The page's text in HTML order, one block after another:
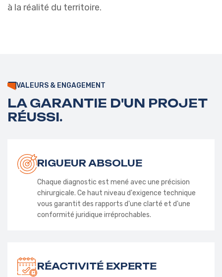
à la réalité du territoire.
VALEURS & ENGAGEMENT
LA GARANTIE D'UN PROJET
RÉUSSI.
RIGUEUR ABSOLUE
Chaque diagnostic est mené avec une précision
chirurgicale. Ce haut niveau d'exigence technique
vous garantit des rapports d'une clarté et d'une
conformité juridique irréprochables.
RÉACTIVITÉ EXPERTE